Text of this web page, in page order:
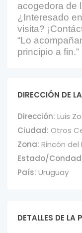
acogedora de
¿Interesado
visita?
“Lo
principio a fin.”
DIRECCIÓN DE
Dirección: Luis
Ciudad: Otros
Zona: Rincón del
Estado/
País: Uruguay
DETALLES DE LA